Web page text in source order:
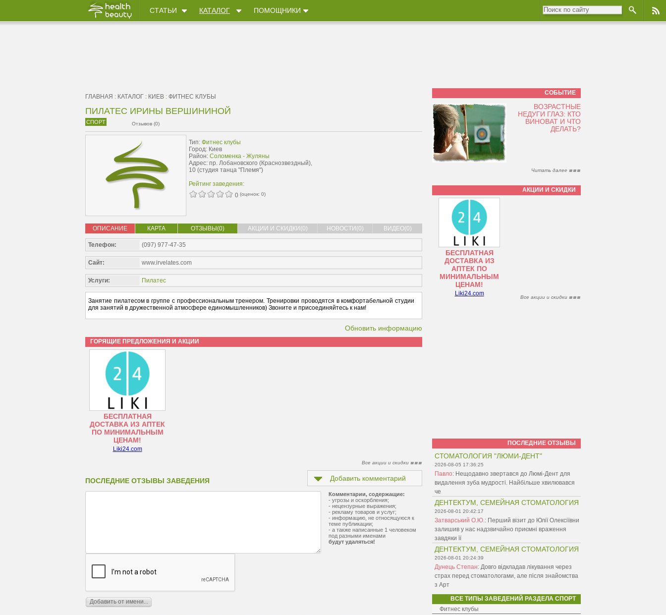
СТАТЬИ КАТАЛОГ ПОМОЩНИКИ
ГЛАВНАЯ : КАТАЛОГ : КИЕВ : ФИТНЕС КЛУБЫ
ПИЛАТЕС ИРИНЫ ВЕРШИНИНОЙ
СПОРТ Отзывов (0)
Тип: Фитнес клубы
Город: Киев
Район: Соломенка - Жуляны
Адрес: пр. Лобановского (Краснозвездный),
10 (студия танца "Племя")
Рейтинг заведения:
0 (оценок: 0)
ОПИСАНИЕ КАРТА ОТЗЫВЫ(0) АКЦИИ И СКИДКИ(0) НОВОСТИ(0) ВИДЕО(0)
Телефон: (097) 977-47-35
Сайт: www.irvelates.com
Услуги: Пилатес
Занятие пилатесом в группе с профессиональным тренером. Тренировки проводятся в комфортабельной студии
для занятий в дружественной атмосфере единомышленников) Звоните и присоединяйтесь к нам!
Обновить информацию
ГОРЯЩИЕ ПРЕДЛОЖЕНИЯ И АКЦИИ
БЕСПЛАТНАЯ
ДОСТАВКА ИЗ АПТЕК
ПО МИНИМАЛЬНЫМ
ЦЕНАМ!
Liki24.com
Все акции и скидки
ПОСЛЕДНИЕ ОТЗЫВЫ ЗАВЕДЕНИЯ Добавить комментарий
Комментарии, содержащие:
- угрозы и оскорбления;
- нецензурные выражения;
- рекламу товаров и услуг;
- информацию, не относящуюся к
теме публикации;
- а также написанные 1 человеком
под разными именами
будут удаляться!
СОБЫТИЕ
ВОЗРАСТНЫЕ
НЕДУГИ ГЛАЗ: КТО
ВИНОВАТ И ЧТО
ДЕЛАТЬ?
Читать далее
АКЦИИ И СКИДКИ
БЕСПЛАТНАЯ
ДОСТАВКА ИЗ
АПТЕК ПО
МИНИМАЛЬНЫМ
ЦЕНАМ!
Liki24.com
Все акции и скидки
ПОСЛЕДНИЕ ОТЗЫВЫ
СТОМАТОЛОГИЯ "ЛЮМИ-ДЕНТ"
2026-08-05 17:36:25
Павло: Нещодавно звертався до Люмі-Дент для
видалення зуба мудрості. Найбільше хвилювався
че
ДЕНТЕКТУМ, СЕМЕЙНАЯ СТОМАТОЛОГИЯ
2026-08-01 20:42:17
Затварський О.Ю.: Перший візит до Юлії Олексіївни
залишив у нас надзвичайно приємні враження
завдяки її
ДЕНТЕКТУМ, СЕМЕЙНАЯ СТОМАТОЛОГИЯ
2026-08-01 20:24:39
Дунець Степан: Довго відкладав лікування через
страх перед стоматологами, але після знайомства
з Арт
ВСЕ ТИПЫ ЗАВЕДЕНИЙ РАЗДЕЛА СПОРТ
Фитнес клубы